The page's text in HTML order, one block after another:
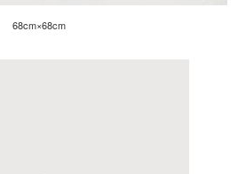
68cm×68cm